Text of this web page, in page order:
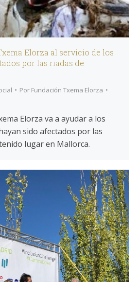
Elorza al servicio de los
por las riadas de
Por Fundación Txema Elorza
Elorza va a ayudar a los
sido afectados por las
lugar en Mallorca.